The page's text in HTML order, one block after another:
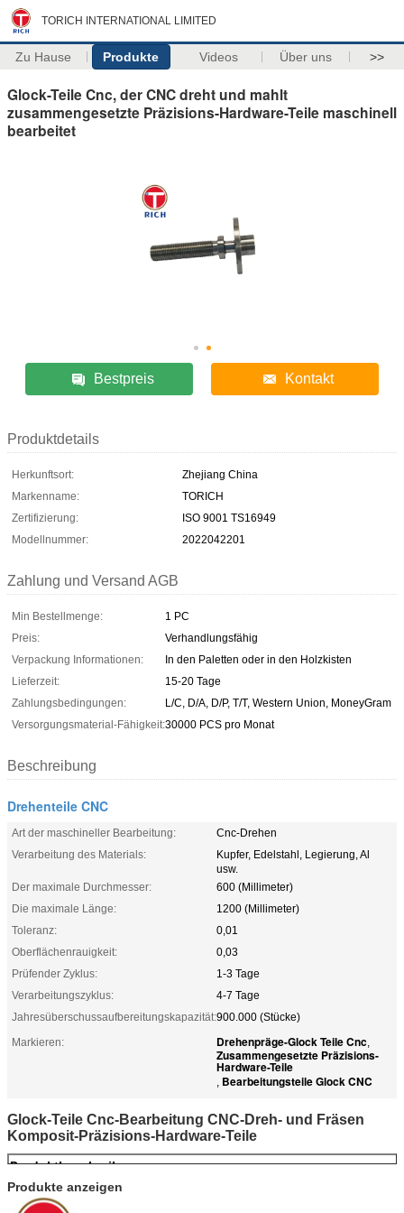
TORICH INTERNATIONAL LIMITED
Zu Hause Produkte Videos Über uns >>
Glock-Teile Cnc, der CNC dreht und mahlt
zusammengesetzte Präzisions-Hardware-Teile maschinell
bearbeitet
Bestpreis Kontakt
Produktdetails
Herkunftsort:
Zhejiang China
Markenname:
TORICH
Zertifizierung:
ISO 9001 TS16949
Modellnummer:
2022042201
Zahlung und Versand AGB
Min Bestellmenge:
1 PC
Preis:
Verhandlungsfähig
Verpackung Informationen:
In den Paletten oder in den Holzkisten
Lieferzeit:
15-20 Tage
Zahlungsbedingungen:
L/C, D/A, D/P, T/T, Western Union, MoneyGram
Versorgungsmaterial-Fähigkeit:30000 PCS pro Monat
Beschreibung
Drehenteile CNC
Art der maschineller Bearbeitung:
Cnc-Drehen
Verarbeitung des Materials:
Kupfer, Edelstahl, Legierung, Al
usw.
Der maximale Durchmesser:
600 (Millimeter)
Die maximale Länge:
1200 (Millimeter)
Toleranz:
0,01
Oberflächenrauigkeit:
0,03
Prüfender Zyklus:
1-3 Tage
Verarbeitungszyklus:
4-7 Tage
Jahresüberschussaufbereitungskapazität:900.000 (Stücke)
Markieren:
Drehenpräge-Glock Teile Cnc,
Zusammengesetzte Präzisions-
Hardware-Teile
, Bearbeitungsteile Glock CNC
Glock-Teile Cnc-Bearbeitung CNC-Dreh- und Fräsen
Komposit-Präzisions-Hardware-Teile
Produktbeschreibung
Produkte anzeigen